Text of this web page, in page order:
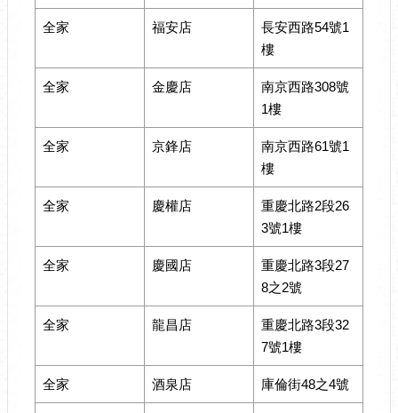
全家 福安店
長安西路54號1
樓
全家 金慶店
南京西路308號
1樓
全家 京鋒店
南京西路61號1
樓
全家 慶權店
重慶北路2段26
3號1樓
全家 慶國店
重慶北路3段27
8之2號
全家 龍昌店
重慶北路3段32
7號1樓
全家 酒泉店 庫倫街48之4號